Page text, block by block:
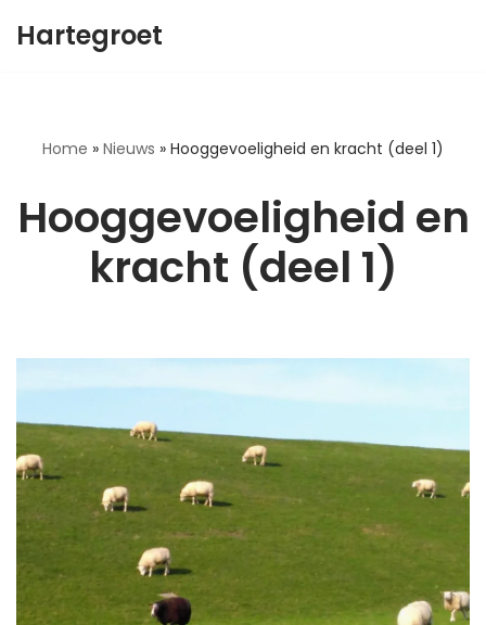
Hartegroet
Home » Nieuws » Hooggevoeligheid en kracht (deel 1)
Hooggevoeligheid en
kracht (deel 1)